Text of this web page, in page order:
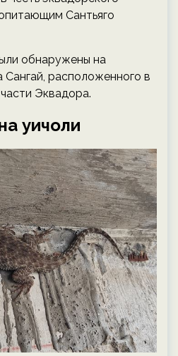
Сантьяго
обнаружены на
Сангай, расположенного в
Эквадора.
уичоли